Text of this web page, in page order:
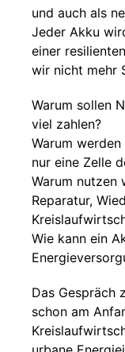
und auch als
Jeder Akku
einer
wir nicht mehr
Warum sollen
viel zahlen?
Warum
nur eine Zelle
Warum nutzen
Reparatur,
Wie kann ein
Das Gespräch
schon am